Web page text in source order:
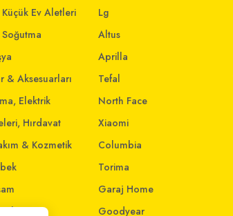
Ev Aletleri
Soğutma
& Aksesuarları
Elektrik
Hırdavat
& Kozmetik
Aksesuar
Lg
Altus
Aprilla
Tefal
North Face
Xiaomi
Columbia
Torima
Garaj Home
Goodyear